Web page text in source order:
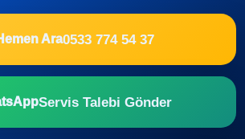
Ara0533 774 54 37
Servis Talebi Gönder